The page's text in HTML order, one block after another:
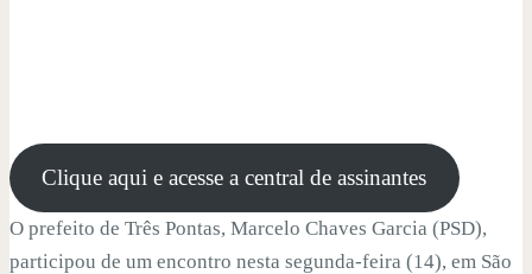
Clique aqui e acesse a central de assinantes
O prefeito de Três Pontas, Marcelo Chaves Garcia (PSD),
participou de um encontro nesta segunda-feira (14), em São